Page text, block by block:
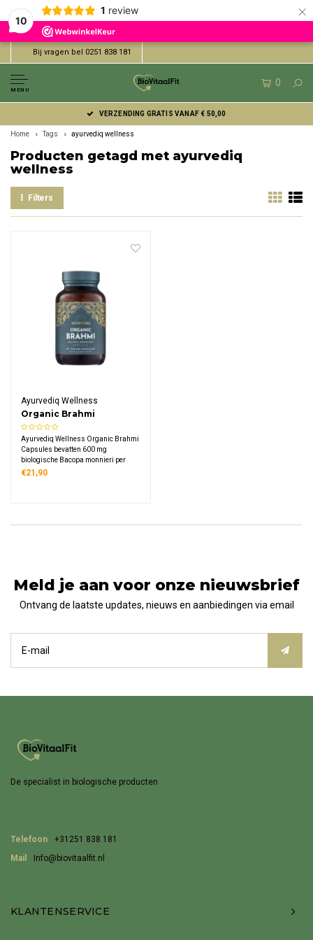
10
1 review ×
Bij vragen bel 0251 838 181
MENU
0
VERZENDING GRATIS VANAF € 50,00
Home Tags ayurvediq wellness
Producten getagd met ayurvediq
wellness
Filters
Ayurvediq Wellness
Organic Brahmi
Capsules
Ayurvediq Wellness Organic Brahmi
Capsules bevatten 600 mg
biologische Bacopa monnieri per
capsule, een Ayurvedisch kruid.
€21,90
Meld je aan voor onze nieuwsbrief
Ontvang de laatste updates, nieuws en aanbiedingen via email
De specialist in biologische producten
Telefoon
+31251 838 181
Mail
Info@biovitaalfit.nl
KLANTENSERVICE